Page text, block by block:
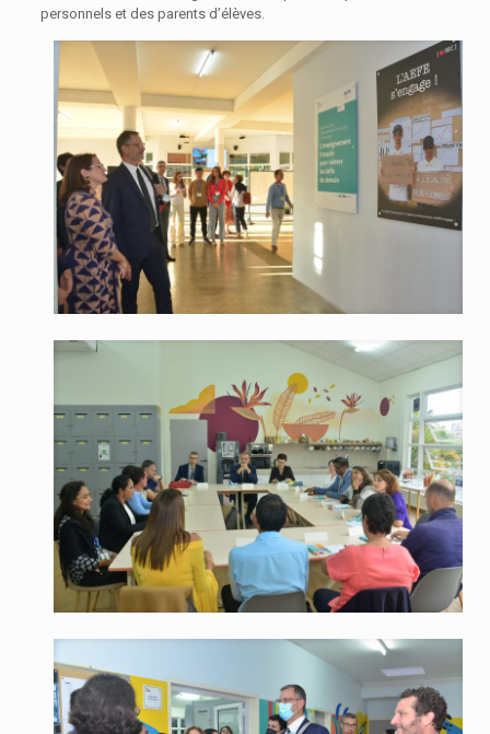
personnels et des parents d’élèves.